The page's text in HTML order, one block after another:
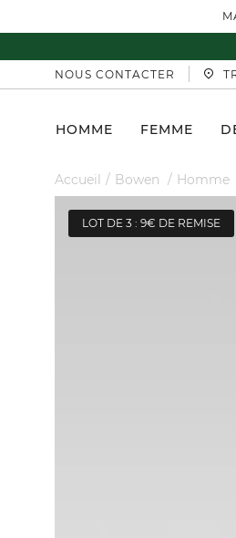
NOUS CONTACTER
HOMME FEMME
Accueil Bowen Homme
LOT DE 3 : 9€ DE REMISE